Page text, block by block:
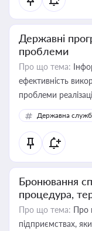
Державні
проблеми
Про що тема:
ефективність
проблеми
Державна
Бронювання
процедура,
Про що тема: Про
підприємствах,